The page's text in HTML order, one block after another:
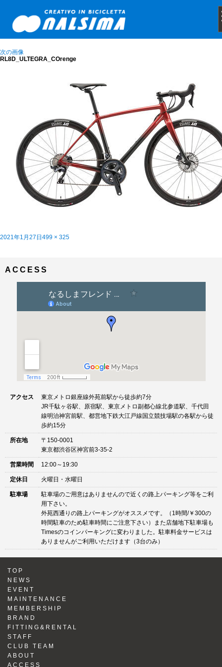
次の画像
RL8D_ULTEGRA_COrenge
投
2021年1月27日 フ
499 × 325
ゲACCESS
アクセス
東京メトロ銀座線外苑前駅から徒歩約7分
JR千駄ヶ谷駅、原宿駅、東京メトロ副都心線北参道駅、千代田
線明治神宮前駅、都営地下鉄大江戸線国立競技場駅の各駅から徒
歩約15分
所在地
〒150-0001
東京都渋谷区神宮前3-35-2
営業時間 12:00～19:30
定休日 火曜日・水曜日
駐車場
駐車場のご用意はありませんので近くの路上パーキング等をご利
用下さい。
外苑西通りの路上パーキングがオススメです。（1時間/￥300の
時間駐車のため駐車時間にご注意下さい）また店舗地下駐車場も
Timesのコインパーキングに変わりました。駐車料金サービスは
ありませんがご利用いただけます（3台のみ）
TOP
NEWS
EVENT
MAINTENANCE
MEMBERSHIP
BRAND
FITTING&RENTAL
STAFF
CLUB TEAM
ABOUT
ACCESS